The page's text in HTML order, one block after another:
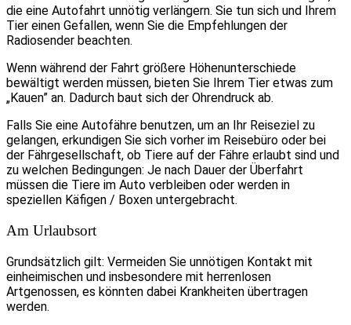
die eine Autofahrt unnötig verlängern. Sie tun sich und Ihrem
Tier einen Gefallen, wenn Sie die Empfehlungen der
Radiosender beachten.
Wenn während der Fahrt größere Höhenunterschiede
bewältigt werden müssen, bieten Sie Ihrem Tier etwas zum
„Kauen” an. Dadurch baut sich der Ohrendruck ab.
Falls Sie eine Autofähre benutzen, um an Ihr Reiseziel zu
gelangen, erkundigen Sie sich vorher im Reisebüro oder bei
der Fährgesellschaft, ob Tiere auf der Fähre erlaubt sind und
zu welchen Bedingungen: Je nach Dauer der Überfahrt
müssen die Tiere im Auto verbleiben oder werden in
speziellen Käfigen / Boxen untergebracht.
Am Urlaubsort
Grundsätzlich gilt: Vermeiden Sie unnötigen Kontakt mit
einheimischen und insbesondere mit herrenlosen
Artgenossen, es könnten dabei Krankheiten übertragen
werden.